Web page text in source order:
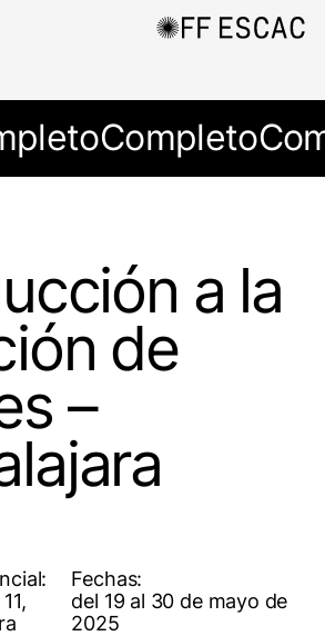
Completo
a la
de
–
Fechas:
del 19 al 30 de mayo de
2025